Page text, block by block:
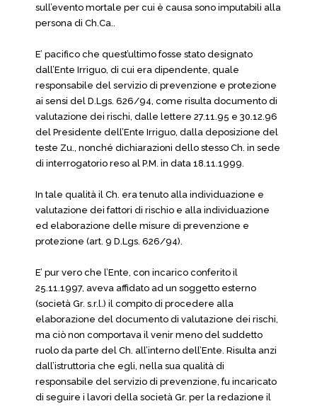
sull’evento mortale per cui è causa sono imputabili alla
persona di Ch.Ca..
E’ pacifico che quest’ultimo fosse stato designato
dall’Ente Irriguo, di cui era dipendente, quale
responsabile del servizio di prevenzione e protezione
ai sensi del D.Lgs. 626/94, come risulta documento di
valutazione dei rischi, dalle lettere 27.11.95 e 30.12.96
del Presidente dell’Ente Irriguo, dalla deposizione del
teste Zu., nonché dichiarazioni dello stesso Ch. in sede
di interrogatorio reso al P.M. in data 18.11.1999.
In tale qualità il Ch. era tenuto alla individuazione e
valutazione dei fattori di rischio e alla individuazione
ed elaborazione delle misure di prevenzione e
protezione (art. 9 D.Lgs. 626/94).
E’ pur vero che l’Ente, con incarico conferito il
25.11.1997, aveva affidato ad un soggetto esterno
(società Gr. s.r.l.) il compito di procedere alla
elaborazione del documento di valutazione dei rischi,
ma ciò non comportava il venir meno del suddetto
ruolo da parte del Ch. all’interno dell’Ente. Risulta anzi
dall’istruttoria che egli, nella sua qualità di
responsabile del servizio di prevenzione, fu incaricato
di seguire i lavori della società Gr. per la redazione il